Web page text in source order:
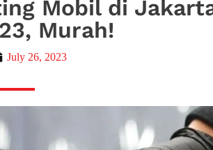
Mobil di
Murah!
July 26, 2023